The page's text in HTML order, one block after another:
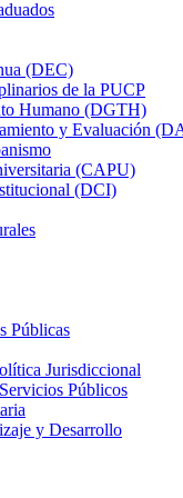
(DEC)
de la PUCP
Humano (DGTH)
y Evaluación
(CAPU)
(DCI)
Públicas
Jurisdiccional
Públicos
y Desarrollo